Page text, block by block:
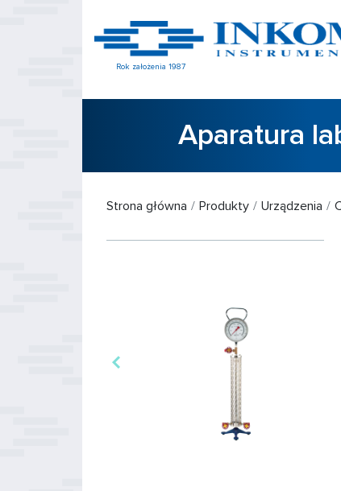
Rok założenia 1987
Aparatura
Strona główna Produkty Urządzenia